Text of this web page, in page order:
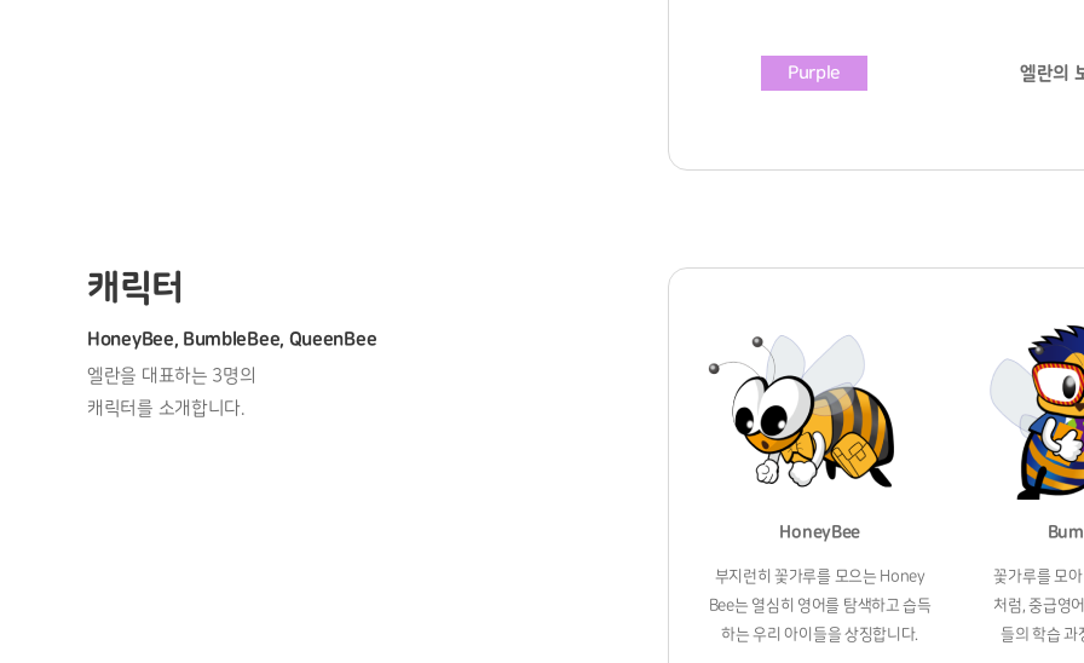
Purple 엘란의
캐릭터
HoneyBee, BumbleBee, QueenBee
엘란을 대표하는 3명의
캐릭터를 소개합니다.
HoneyBee
부지런히 꽃가루를 모으는 Honey
Bee는 열심히 영어를 탐색하고 습득
하는 우리 아이들을 상징합니다.
꽃가루를 모
처럼, 중급영
들의 학습 과